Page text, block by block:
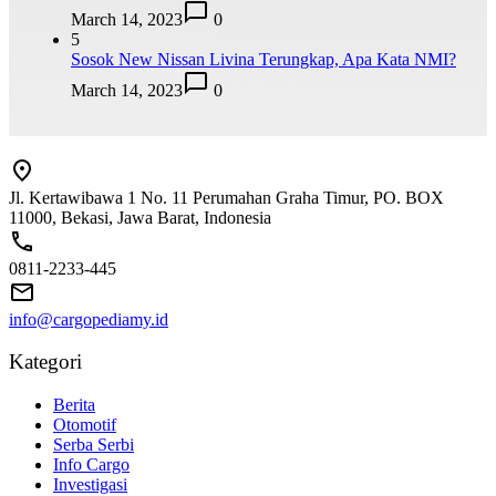
March 14, 2023
0
5
Sosok New Nissan Livina Terungkap, Apa Kata NMI?
March 14, 2023
0
Jl. Kertawibawa 1 No. 11 Perumahan Graha Timur, PO. BOX
11000, Bekasi, Jawa Barat, Indonesia
0811-2233-445
info@cargopediamy.id
Kategori
Berita
Otomotif
Serba Serbi
Info Cargo
Investigasi